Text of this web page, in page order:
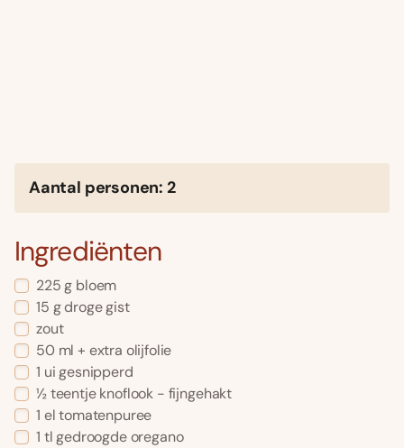
Aantal personen: 2
Ingrediënten
225 g bloem
15 g droge gist
zout
50 ml + extra olijfolie
1 ui gesnipperd
½ teentje knoflook - fijngehakt
1 el tomatenpuree
1 tl gedroogde oregano